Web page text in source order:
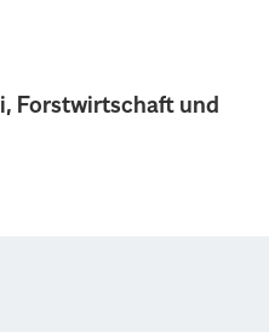
Forstwirtschaft und